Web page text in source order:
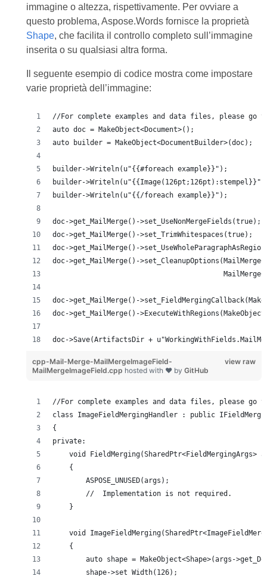
immagine o altezza, rispettivamente. Per ovviare a
questo problema, Aspose.Words fornisce la proprietà
Shape, che facilita il controllo completo sull’immagine
inserita o su qualsiasi altra forma.
Il seguente esempio di codice mostra come impostare
varie proprietà dell’immagine:
//For complete examples and data files, please go
auto doc = MakeObject<Document>();
auto builder = MakeObject<DocumentBuilder>(doc);
builder->Writeln(u"{{#foreach example}}");
builder-
builder->Writeln(u"{{/foreach example}}");
doc->get_MailMerge()->set_UseNonMergeFields(true);
doc->get_MailMerge()->set_TrimWhitespaces(true);
doc->get_MailMerge()-
doc->get_MailMerge()-
doc->get_MailMerge()-
doc->get_MailMerge()-
doc->Save(ArtifactsDir +
view raw
cpp-Mail-Merge-MailMergeImageField-
MailMergeImageField.cpp hosted with ❤ by GitHub
//For complete examples and data files, please go
class ImageFieldMergingHandler : public
{
private:
void FieldMerging(SharedPtr<FieldMergingArgs>
    {
        ASPOSE_UNUSED(args);
        //  Implementation is not required.
    }
void
    {
auto shape = MakeObject<Shape>(args-
        shape->set_Width(126);